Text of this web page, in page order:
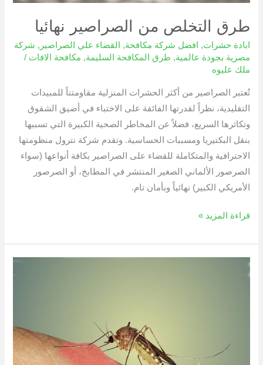
طرق التخلص من الصراصير نهائيا
ابادة حشرات, افضل شركة مكافحة, القضاء علي الصراصير , شركة
مصرية بجودة عالمية, طرق المكافحة السليمة, مكافحة الافات /
ملك عليوه
تُعتبر الصراصير من أكثر الحشرات المنزلية مقاومتناً للمبيدات
التقليدية، نظراً لقدرتها الفائقة على الاختباء في أضيق الشقوق
وتكاثرها السريع، فضلاً عن المخاطر الصحية الكبيرة التي تسببها
بنقل البكتيريا ومسببات الحساسية. وتقدم شركة نترول منظومتها
الاحترافية والمتكاملة للقضاء على الصراصير بكافة أنواعها (سواء
الصرصور الألماني الصغير المنتشر في المطابخ، أو الصرصور
الأمريكي الكبير) نهائياً وبأمان تام.
قراءة المزيد »
أفضل
شركة
الغربية